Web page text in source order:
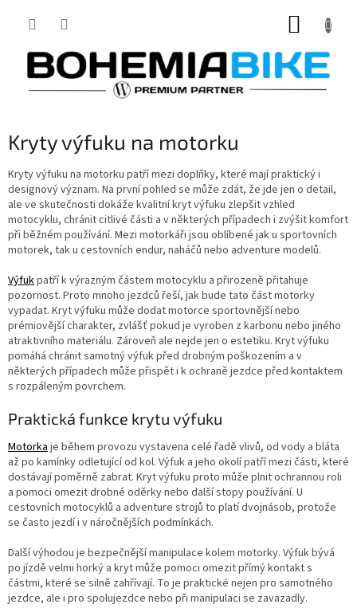
Kryty výfuku na motorku
Kryty výfuku na motorku patří mezi doplňky, které mají praktický i
designový význam. Na první pohled se může zdát, že jde jen o detail,
ale ve skutečnosti dokáže kvalitní kryt výfuku zlepšit vzhled
motocyklu, chránit citlivé části a v některých případech i zvýšit komfort
při běžném používání. Mezi motorkáři jsou oblíbené jak u sportovních
motorek, tak u cestovních endur, naháčů nebo adventure modelů.
Výfukpatří k výrazným částem motocyklu a přirozeně přitahuje
pozornost. Proto mnoho jezdců řeší, jak bude tato část motorky
vypadat. Kryt výfuku může dodat motorce sportovnější nebo
prémiovější charakter, zvlášť pokud je vyroben z karbonu nebo jiného
atraktivního materiálu. Zároveň ale nejde jen o estetiku. Kryt výfuku
pomáhá chránit samotný výfuk před drobným poškozením a v
některých případech může přispět i k ochraně jezdce před kontaktem
s rozpáleným povrchem.
Praktická funkce krytu výfuku
Motorkaje během provozu vystavena celé řadě vlivů, od vody a bláta
až po kamínky odletující od kol. Výfuk a jeho okolí patří mezi části, které
dostávají poměrně zabrat. Kryt výfuku proto může plnit ochrannou roli
a pomoci omezit drobné oděrky nebo další stopy používání. U
cestovních motocyklů a adventure strojů to platí dvojnásob, protože
se často jezdí i v náročnějších podmínkách.
Další výhodou je bezpečnější manipulace kolem motorky. Výfuk bývá
po jízdě velmi horký a kryt může pomoci omezit přímý kontakt s
částmi, které se silně zahřívají. To je praktické nejen pro samotného
jezdce, ale i pro spolujezdce nebo při manipulaci se zavazadly.